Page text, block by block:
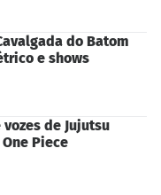
do Batom
e shows
de Jujutsu
Piece